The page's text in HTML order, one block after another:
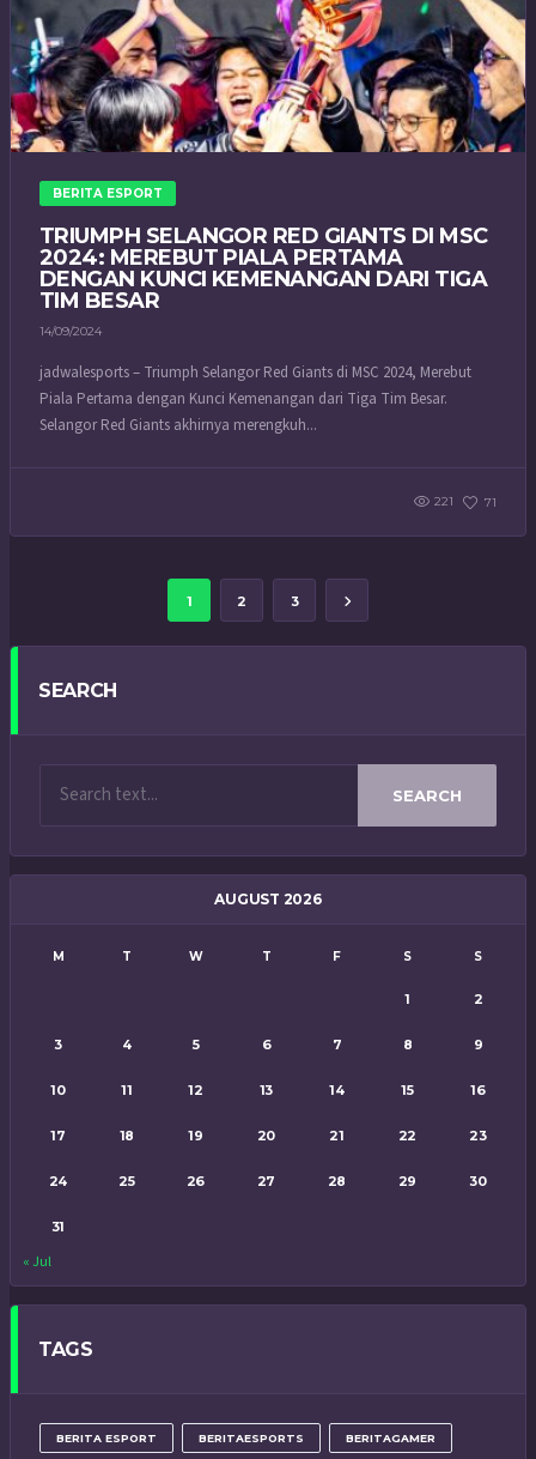
BERITA ESPORT
TRIUMPH SELANGOR RED GIANTS DI MSC
2024: MEREBUT PIALA PERTAMA
DENGAN KUNCI KEMENANGAN DARI TIGA
TIM BESAR
14/09/2024
jadwalesports – Triumph Selangor Red Giants di MSC 2024, Merebut
Piala Pertama dengan Kunci Kemenangan dari Tiga Tim Besar.
Selangor Red Giants akhirnya merengkuh...
221 71
1 2 3
SEARCH
SEARCH
AUGUST 2026
M T W T F S S
1 2
3 4 5 6 7 8 9
10 11 12 13 14 15 16
17 18 19 20 21 22 23
24 25 26 27 28 29 30
31
« Jul
TAGS
BERITA ESPORT BERITAESPORTS BERITAGAMER